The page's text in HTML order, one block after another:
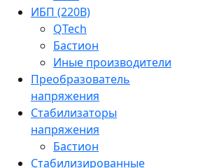
ИБП (220В)
QTech
Бастион
Иные производители
Преобразователь
напряжения
Стабилизаторы
напряжения
Бастион
Стабилизированные